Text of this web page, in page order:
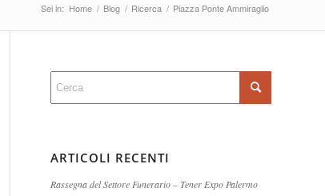
Sei in: Home / Blog / Ricerca / Piazza Ponte Ammiraglio
ARTICOLI RECENTI
Rassegna del Settore Funerario – Tener Expo Palermo